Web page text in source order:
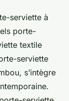
serviette à
porte-
textile
serviette
s’intègre